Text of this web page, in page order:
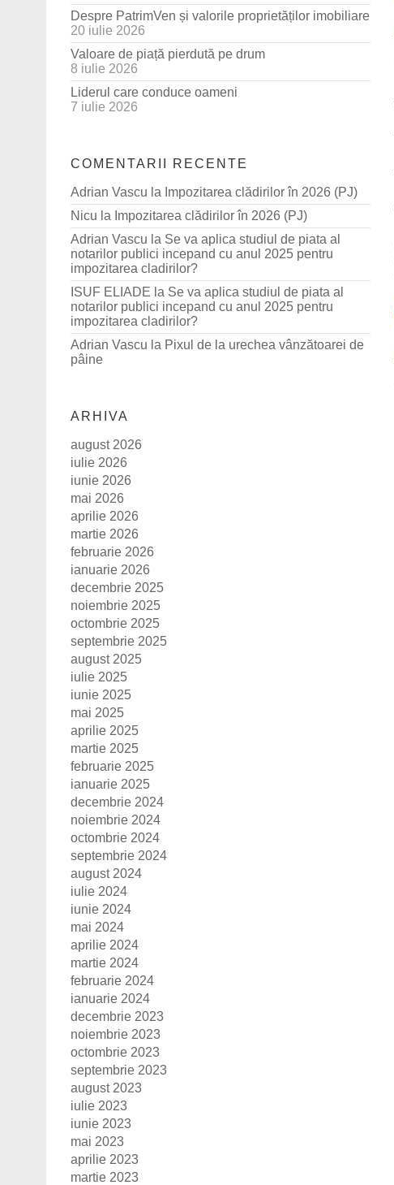
Despre PatrimVen și valorile proprietăților imobiliare
20 iulie 2026
Valoare de piață pierdută pe drum
8 iulie 2026
Liderul care conduce oameni
7 iulie 2026
COMENTARII RECENTE
Adrian Vascu la Impozitarea clădirilor în 2026 (PJ)
Nicu la Impozitarea clădirilor în 2026 (PJ)
Adrian Vascu la Se va aplica studiul de piata al
notarilor publici incepand cu anul 2025 pentru
impozitarea cladirilor?
ISUF ELIADE la Se va aplica studiul de piata al
notarilor publici incepand cu anul 2025 pentru
impozitarea cladirilor?
Adrian Vascu la Pixul de la urechea vânzătoarei de
pâine
ARHIVA
august 2026
iulie 2026
iunie 2026
mai 2026
aprilie 2026
martie 2026
februarie 2026
ianuarie 2026
decembrie 2025
noiembrie 2025
octombrie 2025
septembrie 2025
august 2025
iulie 2025
iunie 2025
mai 2025
aprilie 2025
martie 2025
februarie 2025
ianuarie 2025
decembrie 2024
noiembrie 2024
octombrie 2024
septembrie 2024
august 2024
iulie 2024
iunie 2024
mai 2024
aprilie 2024
martie 2024
februarie 2024
ianuarie 2024
decembrie 2023
noiembrie 2023
octombrie 2023
septembrie 2023
august 2023
iulie 2023
iunie 2023
mai 2023
aprilie 2023
martie 2023